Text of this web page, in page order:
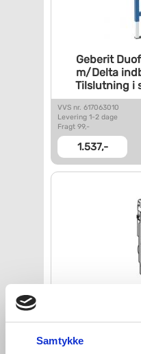
Samtykke
Geberit
m/Delta
Tilslutning i
VVS nr. 617063010
Levering 1-2 dage
Fragt 99,-
1.537,-
Geberit GIS